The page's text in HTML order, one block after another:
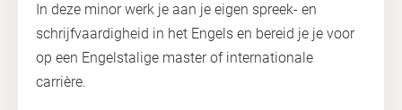
In deze minor werk je aan je eigen spreek- en
schrijfvaardigheid in het Engels en bereid je je voor
op een Engelstalige master of internationale
carrière.